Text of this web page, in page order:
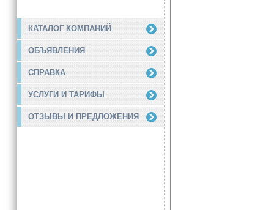
КАТАЛОГ КОМПАНИЙ
ОБЪЯВЛЕНИЯ
СПРАВКА
УСЛУГИ И ТАРИФЫ
ОТЗЫВЫ И ПРЕДЛОЖЕНИЯ